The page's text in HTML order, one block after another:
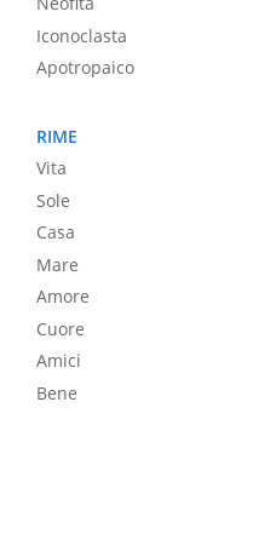
Iconoclasta
Apotropaico
RIME
Vita
Sole
Casa
Mare
Amore
Cuore
Amici
Bene